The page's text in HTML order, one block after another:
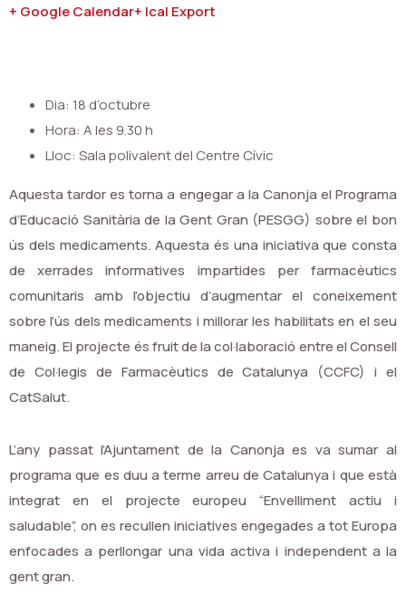
+ Google Calendar+ Ical Export
Dia: 18 d’octubre
Hora: A les 9.30 h
Lloc: Sala polivalent del Centre Cívic
Aquesta tardor es torna a engegar a la Canonja el Programa
d’Educació Sanitària de la Gent Gran (PESGG) sobre el bon
ús dels medicaments. Aquesta és una iniciativa que consta
de xerrades informatives impartides per farmacèutics
comunitaris amb l’objectiu d’augmentar el coneixement
sobre l’ús dels medicaments i millorar les habilitats en el seu
maneig. El projecte és fruit de la col·laboració entre el Consell
de Col·legis de Farmacèutics de Catalunya (CCFC) i el
CatSalut.
L’any passat l’Ajuntament de la Canonja es va sumar al
programa que es duu a terme arreu de Catalunya i que està
integrat en el projecte europeu “Envelliment actiu i
saludable”, on es recullen iniciatives engegades a tot Europa
enfocades a perllongar una vida activa i independent a la
gent gran.